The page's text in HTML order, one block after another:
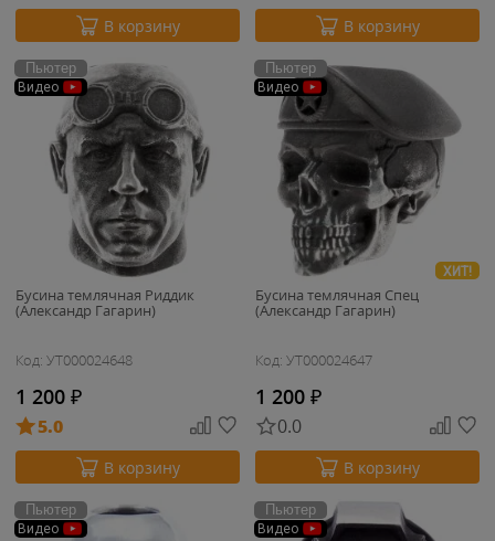
В корзину В корзину
Пьютер
Видео
Бусина темлячная Риддик
(Александр Гагарин)
Код: УТ000024648
1 200 ₽
5.0
В корзину
Пьютер
Видео
ХИТ!
Бусина темлячная Спец
(Александр Гагарин)
Код: УТ000024647
1 200 ₽
0.0
В корзину
Пьютер
Видео
Пьютер
Видео